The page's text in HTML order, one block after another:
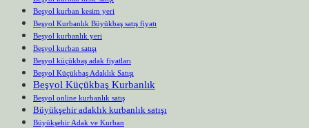
Beşyol kurban kesim yeri
Beşyol Kurbanlık Büyükbaş satış fiyatı
Beşyol kurbanlık yeri
Beşyol kurban satışı
Beşyol küçükbaş adak fiyatları
Beşyol Küçükbaş Adaklık Satışı
Beşyol Küçükbaş Kurbanlık
Beşyol online kurbanlık satış
Büyükşehir adaklık kurbanlık satışı
Büyükşehir Adak ve Kurban